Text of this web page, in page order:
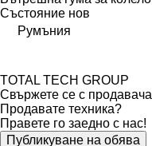
Състояние нов
Румъния
TOTAL TECH GROUP
Свържете се с продавача
Продавате техника?
Правете го заедно с нас!
Публикуване на обява